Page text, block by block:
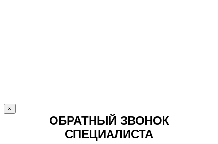
×
ОБРАТНЫЙ ЗВОНОК
СПЕЦИАЛИСТА